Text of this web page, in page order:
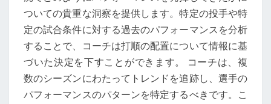
ついての貴重な洞察を提供します。特定の投手や特
定の試合条件に対する過去のパフォーマンスを分析
することで、コーチは打順の配置について情報に基
づいた決定を下すことができます。 コーチは、複
数のシーズンにわたってトレンドを追跡し、選手の
パフォーマンスのパターンを特定するべきです。こ